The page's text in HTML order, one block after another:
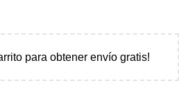
para obtener envío gratis!